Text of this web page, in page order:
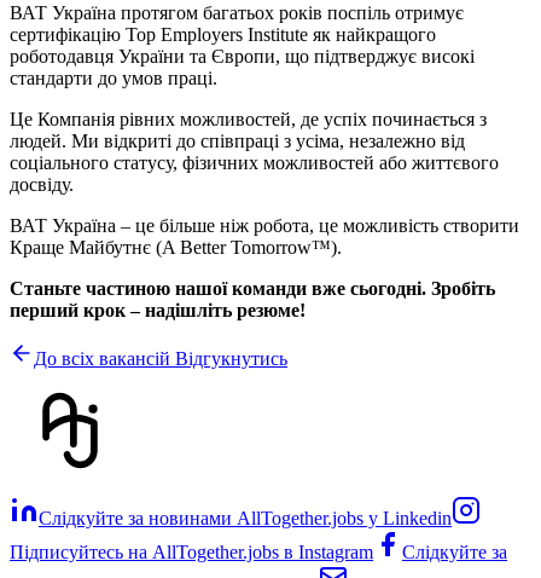
ВАТ Україна протягом багатьох років поспіль отримує
сертифікацію Top Employers Institute як найкращого
роботодавця України та Європи, що підтверджує високі
стандарти до умов праці.
Це Компанія рівних можливостей, де успіх починається з
людей. Ми відкриті до співпраці з усіма, незалежно від
соціального статусу, фізичних можливостей або життєвого
досвіду.
ВАТ Україна – це більше ніж робота, це можливість створити
Краще Майбутнє (A Better Tomorrow™).
Станьте частиною нашої команди вже сьогодні. Зробіть
перший крок – надішліть резюме!
До всіх вакансій Відгукнутись
Слідкуйте за новинами AllTogether.jobs у Linkedin
Підписуйтесь на AllTogether.jobs в Instagram
Слідкуйте за